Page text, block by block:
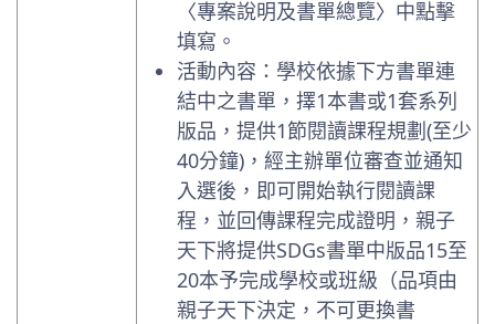
〈專案說明及書單總覽〉中點擊
填寫。
活動內容：學校依據下方書單連
結中之書單，擇1本書或1套系列
版品，提供1節閱讀課程規劃(至少
40分鐘)，經主辦單位審查並通知
入選後，即可開始執行閱讀課
程，並回傳課程完成證明，親子
天下將提供SDGs書單中版品15至
20本予完成學校或班級（品項由
親子天下決定，不可更換書